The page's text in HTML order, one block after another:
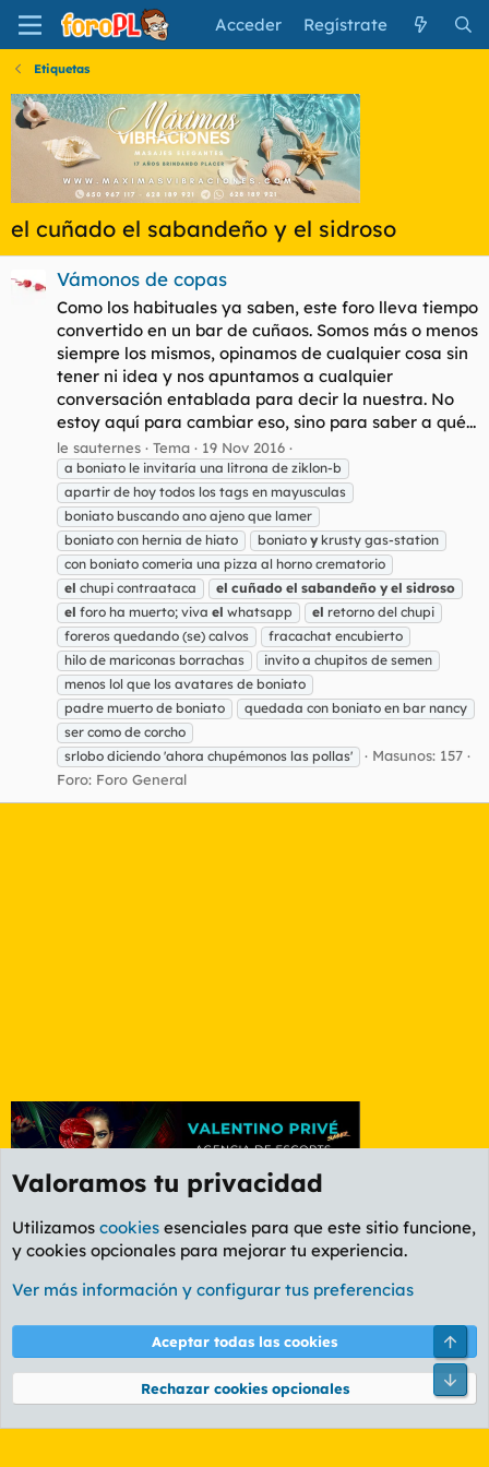
Acceder Regístrate
Etiquetas
el cuñado el sabandeño y el sidroso
Vámonos de copas
Como los habituales ya saben, este foro lleva tiempo
convertido en un bar de cuñaos. Somos más o menos
siempre los mismos, opinamos de cualquier cosa sin
tener ni idea y nos apuntamos a cualquier
conversación entablada para decir la nuestra. No
estoy aquí para cambiar eso, sino para saber a qué...
le sauternes Tema 19 Nov 2016
a boniato le invitaría una litrona de ziklon-b
apartir de hoy todos los tags en mayusculas
boniato buscando ano ajeno que lamer
boniato con hernia de hiato
boniato y krusty gas-station
con boniato comeria una pizza al horno crematorio
el chupi contraataca el cuñado el sabandeño y el sidroso
el foro ha muerto; viva el whatsapp el retorno del chupi
foreros quedando (se) calvos
fracachat encubierto
hilo de mariconas borrachas
invito a chupitos de semen
menos lol que los avatares de boniato
padre muerto de boniato
quedada con boniato en bar nancy
ser como de corcho
srlobo diciendo 'ahora chupémonos las pollas'
Masunos: 157
Foro: Foro General
Etiquetas
Cookies
PL OLDSTYLE AMARILLO
Términos y reglas Política de privacidad Ayuda
Community platform by XenForo® © 2010-2026 XenForo Ltd.
Valoramos tu privacidad
Utilizamos cookies esenciales para que este sitio funcione,
y cookies opcionales para mejorar tu experiencia.
Ver más información y configurar tus preferencias
Aceptar todas las cookies
Rechazar cookies opcionales
Pie